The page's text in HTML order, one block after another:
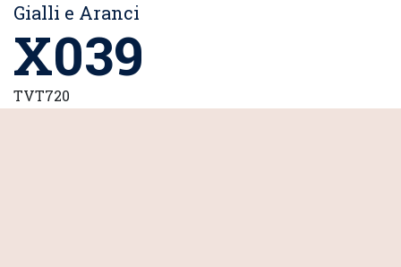
Gialli e Aranci
X039
TVT720